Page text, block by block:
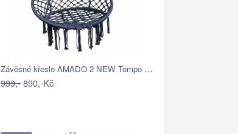
Závěsné křeslo AMADO 2 NEW Tempo Kondela
999,-890,-Kč